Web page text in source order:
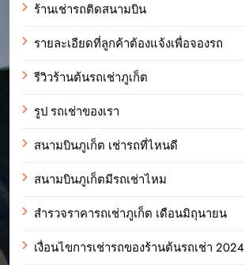
ร้านเช่ารถติดสนามบิน
รายละเอียดที่ลูกค้าต้องแจ้งเพื่อจองรถ
รีวิวร้านต้นรถเช่าภูเก็ต
รูป รถเช่าของเรา
สนามบินภูเก็ต เช่ารถที่ไหนดี
สนามบินภูเก็ตมีรถเช่าไหม
สำรวจราคารถเช่าภูเก็ต เดือนมิถุนายน
เงื่อนไขการเช่ารถของร้านต้นรถเช่า 2024